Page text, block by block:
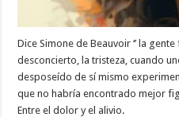
Dice Simone de Beauvoir ‘’ la
desconcierto, la tristeza, cuando
desposeído de sí mismo
que no habría encontrado mejor
Entre el dolor y el alivio.